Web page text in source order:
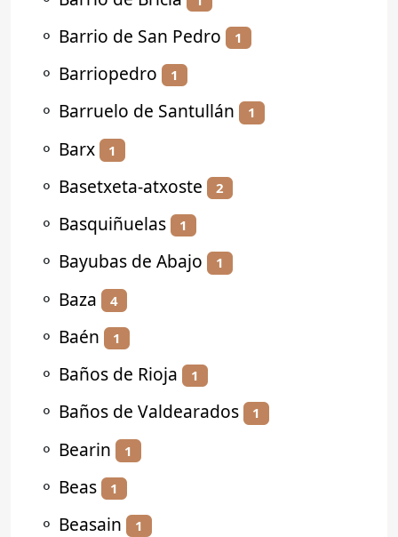
⚬ Barrio de San Pedro 1
⚬ Barriopedro 1
⚬ Barruelo de Santullán 1
⚬ Barx 1
⚬ Basetxeta-atxoste 2
⚬ Basquiñuelas 1
⚬ Bayubas de Abajo 1
⚬ Baza 4
⚬ Baén 1
⚬ Baños de Rioja 1
⚬ Baños de Valdearados 1
⚬ Bearin 1
⚬ Beas 1
⚬ Beasain 1